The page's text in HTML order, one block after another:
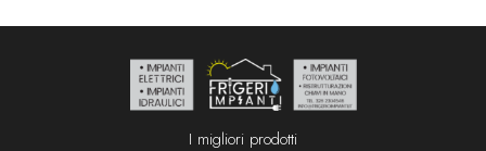
I migliori prodotti